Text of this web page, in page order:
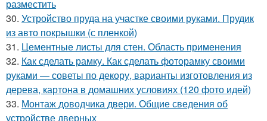
разместить
30. Устройство пруда на участке своими руками. Прудик
из авто покрышки (с пленкой)
31. Цементные листы для стен. Область применения
32. Как сделать рамку. Как сделать фоторамку своими
руками — советы по декору, варианты изготовления из
дерева, картона в домашних условиях (120 фото идей)
33. Монтаж доводчика двери. Общие сведения об
устройстве дверных